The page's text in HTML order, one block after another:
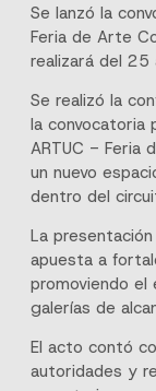
Se lanzó la
Feria de Arte
realizará del 25
Se realizó la
la convocatoria
ARTUC - Feria
un nuevo
dentro del
La
apuesta a
promoviendo
galerías de
El acto contó
autoridades y